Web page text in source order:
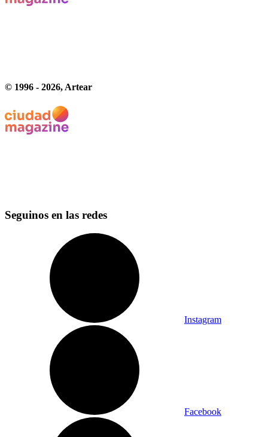
© 1996 - 2026, Artear
Seguinos en las redes
Instagram
Facebook